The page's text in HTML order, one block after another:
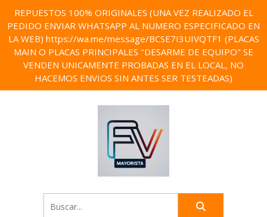
REPUESTOS 100% ORIGINALES (UNA VEZ REALIZADO EL
PEDIDO ENVIAR WHATSAPP AL NUMERO ESPECIFICADO EN
LA WEB) https://wa.me/message/BCSE7I3UIVQTF1 (PLACAS
MAIN O PLACAS PRINCIPALES "DESARME DE EQUIPO" SE
VENDEN UNICAMENTE PROBADAS EN EL LOCAL, NO
HACEMOS ENVIOS SIN ANTES SER TESTEADAS)